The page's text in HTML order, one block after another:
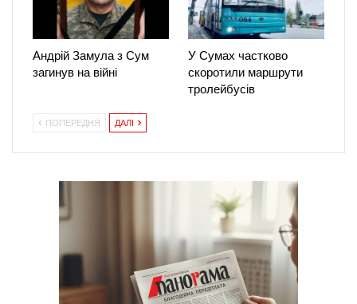
Андрій Замула з Сум
загинув на війні
У Сумах частково
скоротили маршрути
тролейбусів
ПОПЕРЕДНЯ ДАЛІ